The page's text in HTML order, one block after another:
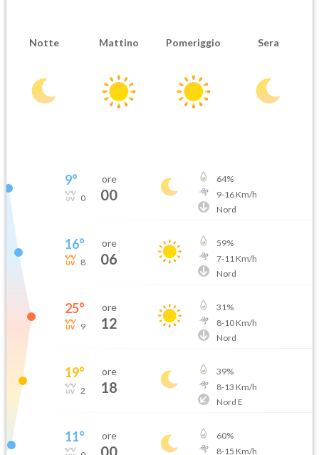
Notte Mattino Pomeriggio Sera
9°
0
ore
00
64%
9-16Km/h
Nord
16°
8
ore
06
59%
7-11 Km/h
Nord
25°
9
ore
12
31%
8-10Km/h
Nord
19°
2
ore
18
39%
8-13 Km/h
Nord E
11° ore 60%
8-15 Km/h